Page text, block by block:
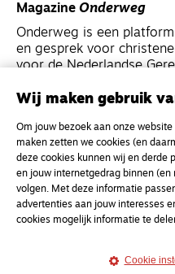
Magazine Onderweg
Onderweg is een
en gesprek voor
voor de Nederlandse
Magazine
Onderweg
Kvk-nummer 33277063
NL46 INGB 0117 5827 86
info@onderwegonline.nl
Wij maken gebruik
Om jouw bezoek aan onze
maken zetten we cookies (en
deze cookies kunnen wij en derde
en jouw internetgedrag binnen
volgen. Met deze informatie
advertenties aan jouw interesses
cookies mogelijk informatie te
Cookie